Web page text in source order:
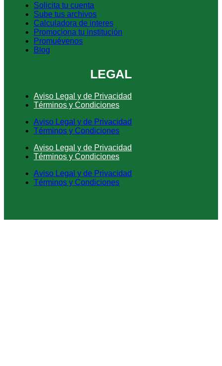
Solicita tu cuenta
Sube tus archivos
Calculadora de interes
Promociona tu institución
Promuévenos
Blog
LEGAL
Aviso Legal y de Privacidad
Términos y Condiciones
Aviso Legal y de Privacidad
Términos y Condiciones
Aviso Legal y de Privacidad
Términos y Condiciones
Aviso Legal y de Privacidad
Términos y Condiciones